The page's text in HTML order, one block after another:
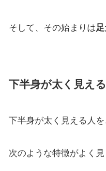
そして、その始まりは
下半身が太く見え
下半身が太く見える人を
次のような特徴がよく見